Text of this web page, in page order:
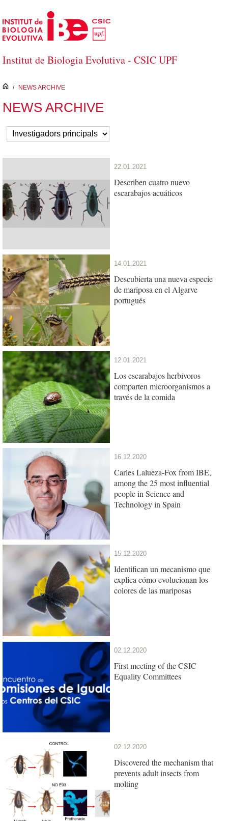
Skip to Main Content
Institut de Biologia Evolutiva - CSIC UPF
inici
/ NEWS ARCHIVE
NEWS ARCHIVE
22.01.2021
Describen cuatro nuevo
escarabajos acuáticos
14.01.2021
Descubierta una nueva especie
de mariposa en el Algarve
portugués
12.01.2021
Los escarabajos herbívoros
comparten microorganismos a
través de la comida
16.12.2020
Carles Lalueza-Fox from IBE,
among the 25 most influential
people in Science and
Technology in Spain
15.12.2020
Identifican un mecanismo que
explica cómo evolucionan los
colores de las mariposas
02.12.2020
First meeting of the CSIC
Equality Committees
02.12.2020
Discovered the mechanism that
prevents adult insects from
molting